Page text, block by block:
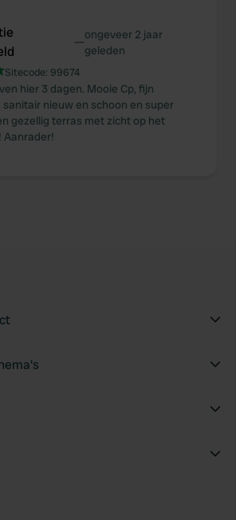
—ongeveer 2 jaar
geleden
Sitecode: 99674
hier 3 dagen. Mooie Cp, fijn
sanitair nieuw en schoon en super
gezellig terras met zicht op het
Aanrader!